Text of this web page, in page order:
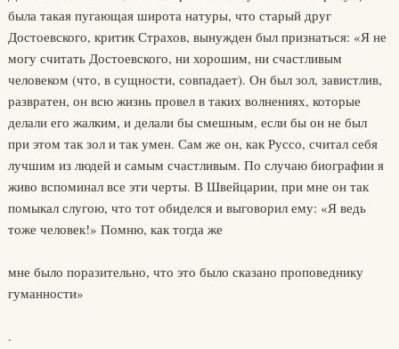
была такая пугающая широта натуры, что старый друг
Достоевского, критик Страхов, вынужден был признаться: «Я не
могу считать Достоевского, ни хорошим, ни счастливым
человеком (что, в сущности, совпадает). Он был зол, завистлив,
развратен, он всю жизнь провел в таких волнениях, которые
делали его жалким, и делали бы смешным, если бы он не был
при этом так зол и так умен. Сам же он, как Руссо, считал себя
лучшим из людей и самым счастливым. По случаю биографии я
живо вспоминал все эти черты. В Швейцарии, при мне он так
помыкал слугою, что тот обиделся и выговорил ему: «Я ведь
тоже человек!» Помню, как тогда же
мне было поразительно, что это было сказано проповеднику
гуманности»
.